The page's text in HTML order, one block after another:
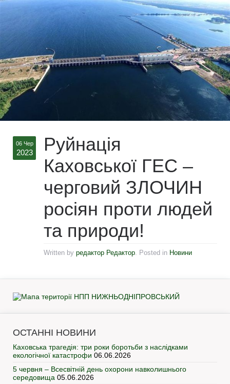
06 Чер
2023
Руйнація
Каховської ГЕС –
черговий ЗЛОЧИН
росіян проти людей
та природи!
Written by редактор Редактор. Posted in Новини
ОСТАННІ НОВИНИ
Каховська трагедія: три роки боротьби з наслідками
екологічної катастрофи 06.06.2026
5 червня – Всесвітній день охорони навколишнього
середовища 05.06.2026